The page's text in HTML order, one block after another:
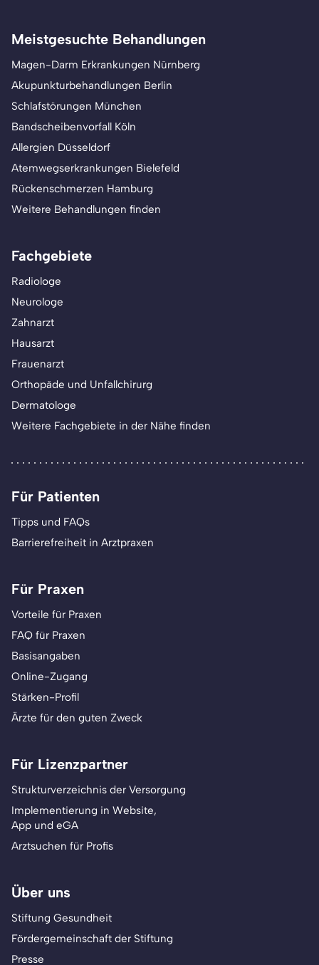
Meistgesuchte Behandlungen
Magen-Darm Erkrankungen Nürnberg
Akupunkturbehandlungen Berlin
Schlafstörungen München
Bandscheibenvorfall Köln
Allergien Düsseldorf
Atemwegserkrankungen Bielefeld
Rückenschmerzen Hamburg
Weitere Behandlungen finden
Fachgebiete
Radiologe
Neurologe
Zahnarzt
Hausarzt
Frauenarzt
Orthopäde und Unfallchirurg
Dermatologe
Weitere Fachgebiete in der Nähe finden
Für Patienten
Tipps und FAQs
Barrierefreiheit in Arztpraxen
Für Praxen
Vorteile für Praxen
FAQ für Praxen
Basisangaben
Online-Zugang
Stärken-Profil
Ärzte für den guten Zweck
Für Lizenzpartner
Strukturverzeichnis der Versorgung
Implementierung in Website,
App und eGA
Arztsuchen für Profis
Über uns
Stiftung Gesundheit
Fördergemeinschaft der Stiftung
Presse